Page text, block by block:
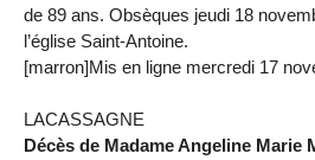
de 89 ans. Obsèques jeudi 18
l’église Saint-Antoine.
[marron]Mis en ligne mercredi 17
LACASSAGNE
Décès de Madame Angeline Marie